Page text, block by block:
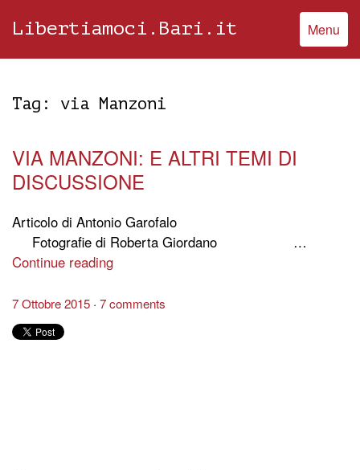
Libertiamoci.Bari.it Menu
Tag: via Manzoni
VIA MANZONI: E ALTRI TEMI DI
DISCUSSIONE
Articolo di Antonio Garofalo
Fotografie di Roberta Giordano …
Continue reading
7 Ottobre 2015 7 comments